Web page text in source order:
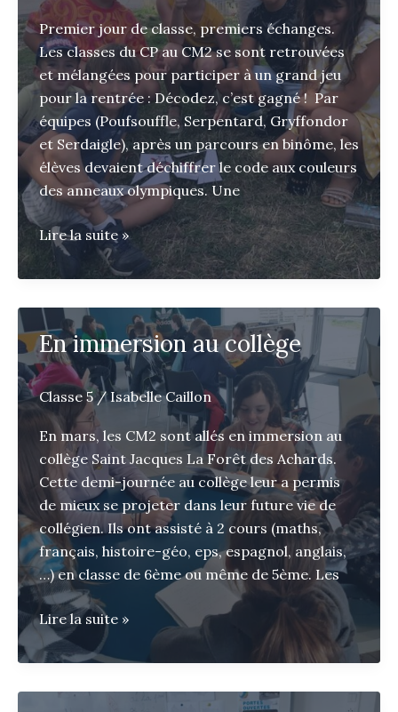
Premier jour de classe, premiers échanges.
Les classes du CP au CM2 se sont retrouvées
et mélangées pour participer à un grand jeu
pour la rentrée : Décodez, c’est gagné ! Par
équipes (Poufsouffle, Serpentard, Gryffondor
et Serdaigle), après un parcours en binôme, les
élèves devaient déchiffrer le code aux couleurs
des anneaux olympiques. Une
L’année
commence
sous
le
signe
de
la
coopération
Lire la suite »
En immersion au collège
Classe 5/Isabelle Caillon
En mars, les CM2 sont allés en immersion au
collège Saint Jacques La Forêt des Achards.
Cette demi-journée au collège leur a permis
de mieux se projeter dans leur future vie de
collégien. Ils ont assisté à 2 cours (maths,
français, histoire-géo, eps, espagnol, anglais,
…) en classe de 6ème ou même de 5ème. Les
En
immersion
au
collège
Lire la suite »